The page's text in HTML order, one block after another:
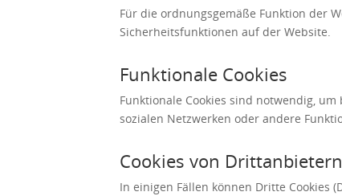
Für die ordnungsgemäße Funktion der
Sicherheitsfunktionen auf der Website.
Funktionale Cookies
Funktionale Cookies sind notwendig,
sozialen Netzwerken oder andere
Cookies von Drittanbietern
In einigen Fällen können Dritte Cookies